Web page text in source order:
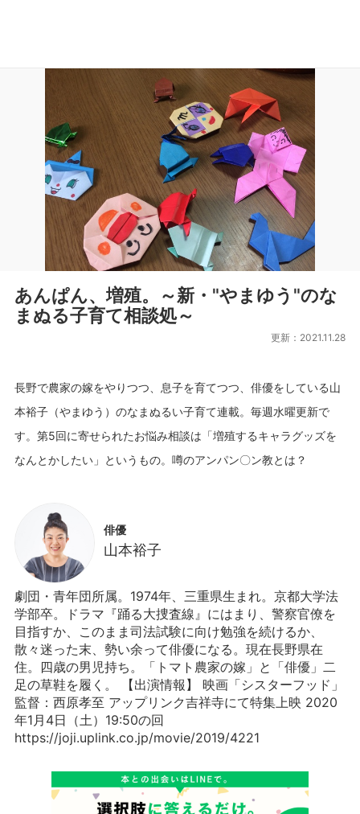
あんぱん、増殖。～新・"やまゆう"のな
まぬる子育て相談処～
更新：2021.11.28
長野で農家の嫁をやりつつ、息子を育てつつ、俳優をしている山
本裕子（やまゆう）のなまぬるい子育て連載。毎週水曜更新で
す。第5回に寄せられたお悩み相談は「増殖するキャラグッズを
俳優
山本裕子
劇団・青年団所属。1974年、三重県生まれ。京都大学法
学部卒。ドラマ『踊る大捜査線』にはまり、警察官僚を
目指すか、このまま司法試験に向け勉強を続けるか、
散々迷った末、勢い余って俳優になる。現在長野県在
住。四歳の男児持ち。「トマト農家の嫁」と「俳優」二
足の草鞋を履く。 【出演情報】 映画「シスターフッド」
監督：西原孝至 アップリンク吉祥寺にて特集上映 2020
年1月4日（土）19:50の回
https://joji.uplink.co.jp/movie/2019/4221